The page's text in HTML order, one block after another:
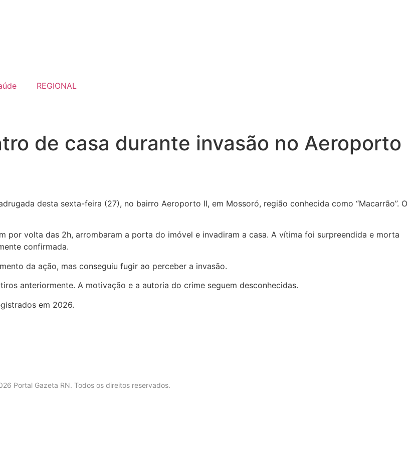
REGIONAL
de casa durante invasão no Aeroporto
desta sexta-feira (27), no bairro Aeroporto II, em Mossoró, região conhecida como “Macarrão”. O
por volta das 2h, arrombaram a porta do imóvel e invadiram a casa. A vítima foi surpreendida e morta
confirmada.
da ação, mas conseguiu fugir ao perceber a invasão.
anteriormente. A motivação e a autoria do crime seguem desconhecidas.
em 2026.
Portal Gazeta RN. Todos os direitos reservados.